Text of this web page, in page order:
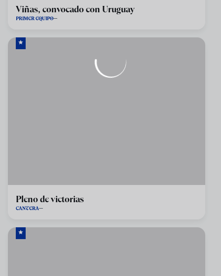
Viñas, convocado con Uruguay
PRIMER EQUIPO
Pleno de victorias
CANTERA